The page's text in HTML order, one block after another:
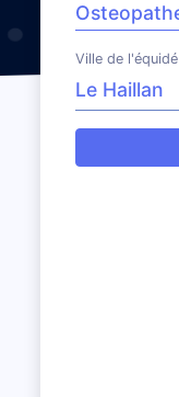
Ville de l'équidé